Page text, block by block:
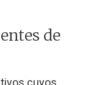
de
cuyos